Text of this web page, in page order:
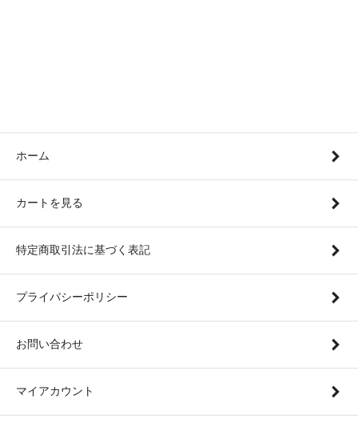
ホーム
カートを見る
特定商取引法に基づく表記
プライバシーポリシー
お問い合わせ
マイアカウント